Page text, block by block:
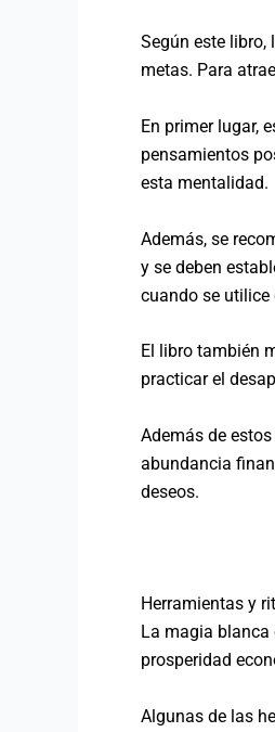
Según este libro,
metas. Para
En primer lugar,
pensamientos
esta mentalidad.
Además, se
y se deben
cuando se utilice
El libro también
practicar el
Además de
abundancia
deseos.
Herramientas y
La magia blanca
prosperidad
Algunas de las